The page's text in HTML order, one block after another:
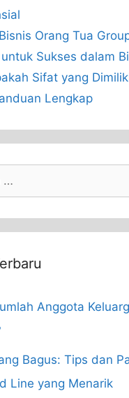
Orang Tua
Sukses dalam
Sifat yang
Lengkap
Anggota
Bagus: Tips dan
Line yang Menarik